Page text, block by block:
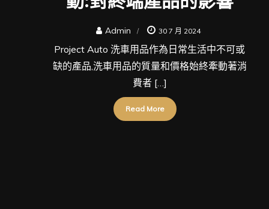
Admin 30 7 月 2024
Project Auto 洗車用品作為日常生活中不可或
缺的產品,洗車用品的質量和價格始終牽動著消
費者 […]
Read More